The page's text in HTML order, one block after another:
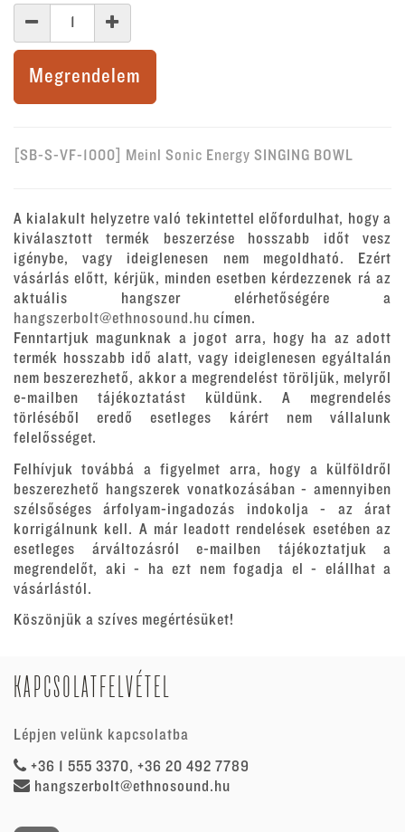
Megrendelem
[SB-S-VF-1000] Meinl Sonic Energy SINGING BOWL
A kialakult helyzetre való tekintettel előfordulhat, hogy a
kiválasztott termék beszerzése hosszabb időt vesz
igénybe, vagy ideiglenesen nem megoldható. Ezért
vásárlás előtt, kérjük, minden esetben kérdezzenek rá az
aktuális hangszer elérhetőségére a
hangszerbolt@ethnosound.hu címen.
Fenntartjuk magunknak a jogot arra, hogy ha az adott
termék hosszabb idő alatt, vagy ideiglenesen egyáltalán
nem beszerezhető, akkor a megrendelést töröljük, melyről
e-mailben tájékoztatást küldünk. A megrendelés
törléséből eredő esetleges kárért nem vállalunk
felelősséget.
Felhívjuk továbbá a figyelmet arra, hogy a külföldről
beszerezhető hangszerek vonatkozásában - amennyiben
szélsőséges árfolyam-ingadozás indokolja - az árat
korrigálnunk kell. A már leadott rendelések esetében az
esetleges árváltozásról e-mailben tájékoztatjuk a
megrendelőt, aki - ha ezt nem fogadja el - elállhat a
vásárlástól.
Köszönjük a szíves megértésüket!
KAPCSOLATFELVÉTEL
Lépjen velünk kapcsolatba
+36 1 555 3370, +36 20 492 7789
hangszerbolt@ethnosound.hu